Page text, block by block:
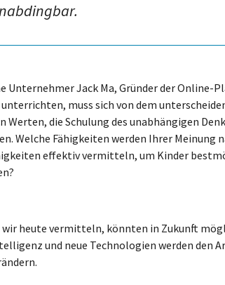
Unternehmer Jack Ma, Gründer der
muss sich von dem
Werten, die Schulung des unabhängigen
Welche Fähigkeiten werden Ihrer Meinung
effektiv vermitteln, um Kinder
wir heute vermitteln, könnten in Zukunft
und neue Technologien werden den